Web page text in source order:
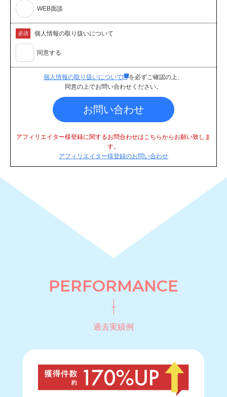
WEB面談
必須 個人情報の取り扱いについて
同意する
個人情報の取り扱いについて
を必ずご確認の上、
同意の上でお問い合わせください。
お問い合わせ
アフィリエイター様登録に関するお問合わせはこちらからお願い致しま
す。
アフィリエイター様登録のお問い合わせ
PERFORMANCE
過去実績例